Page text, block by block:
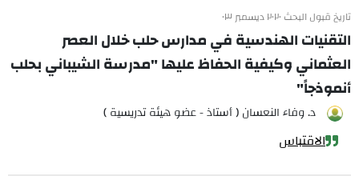
تاريخ قبول البحث ٢٠٢٠ ديسمبر ٠٣
التقنيات الهندسية في مدارس حلب خلال العصر
العثماني وكيفية الحفاظ عليها "مدرسة الشيباني بحلب
أنموذجاً"
د. وفاء النعسان ( أستاذ - عضو هيئة تدريسية )
الاقتباس